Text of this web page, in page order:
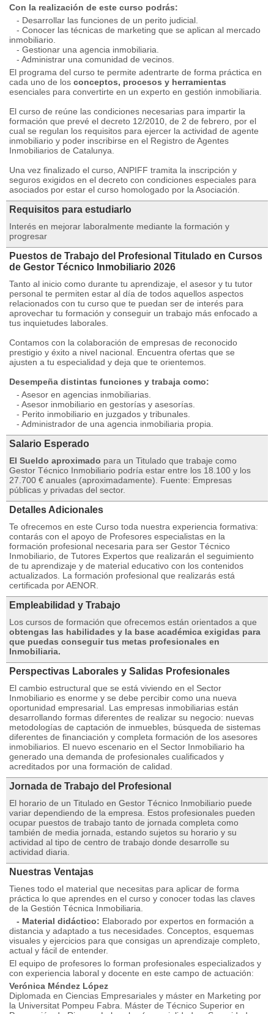
Con la realización de este curso podrás:
- Desarrollar las funciones de un perito judicial.
- Conocer las técnicas de marketing que se aplican al mercado
inmobiliario.
- Gestionar una agencia inmobiliaria.
- Administrar una comunidad de vecinos.
El programa del curso te permite adentrarte de forma práctica en
cada uno de los conceptos, procesos y herramientas
esenciales para convertirte en un experto en gestión inmobiliaria.
El curso de reúne las condiciones necesarias para impartir la
formación que prevé el decreto 12/2010, de 2 de febrero, por el
cual se regulan los requisitos para ejercer la actividad de agente
inmobiliario y poder inscribirse en el Registro de Agentes
Inmobiliarios de Catalunya.
Una vez finalizado el curso, ANPIFF tramita la inscripción y
seguros exigidos en el decreto con condiciones especiales para
asociados por estar el curso homologado por la Asociación.
Requisitos para estudiarlo
Interés en mejorar laboralmente mediante la formación y
progresar
Puestos de Trabajo del Profesional Titulado en Cursos
de Gestor Técnico Inmobiliario 2026
Tanto al inicio como durante tu aprendizaje, el asesor y tu tutor
personal te permiten estar al día de todos aquellos aspectos
relacionados con tu curso que te puedan ser de interés para
aprovechar tu formación y conseguir un trabajo más enfocado a
tus inquietudes laborales.
Contamos con la colaboración de empresas de reconocido
prestigio y éxito a nivel nacional. Encuentra ofertas que se
ajusten a tu especialidad y deja que te orientemos.
Desempeña distintas funciones y trabaja como:
- Asesor en agencias inmobiliarias.
- Asesor inmobiliario en gestorías y asesorías.
- Perito inmobiliario en juzgados y tribunales.
- Administrador de una agencia inmobiliaria propia.
Salario Esperado
El Sueldo aproximado para un Titulado que trabaje como
Gestor Técnico Inmobiliario podría estar entre los 18.100 y los
27.700 € anuales (aproximadamente). Fuente: Empresas
públicas y privadas del sector.
Detalles Adicionales
Te ofrecemos en este Curso toda nuestra experiencia formativa:
contarás con el apoyo de Profesores especialistas en la
formación profesional necesaria para ser Gestor Técnico
Inmobiliario, de Tutores Expertos que realizarán el seguimiento
de tu aprendizaje y de material educativo con los contenidos
actualizados. La formación profesional que realizarás está
certificada por AENOR.
Empleabilidad y Trabajo
Los cursos de formación que ofrecemos están orientados a que
obtengas las habilidades y la base académica exigidas para
que puedas conseguir tus metas profesionales en
Inmobiliaria.
Perspectivas Laborales y Salidas Profesionales
El cambio estructural que se está viviendo en el Sector
Inmobiliario es enorme y se debe percibir como una nueva
oportunidad empresarial. Las empresas inmobiliarias están
desarrollando formas diferentes de realizar su negocio: nuevas
metodologías de captación de inmuebles, búsqueda de sistemas
diferentes de financiación y completa formación de los asesores
inmobiliarios. El nuevo escenario en el Sector Inmobiliario ha
generado una demanda de profesionales cualificados y
acreditados por una formación de calidad.
Jornada de Trabajo del Profesional
El horario de un Titulado en Gestor Técnico Inmobiliario puede
variar dependiendo de la empresa. Estos profesionales pueden
ocupar puestos de trabajo tanto de jornada completa como
también de media jornada, estando sujetos su horario y su
actividad al tipo de centro de trabajo donde desarrolle su
actividad diaria.
Nuestras Ventajas
Tienes todo el material que necesitas para aplicar de forma
práctica lo que aprendes en el curso y conocer todas las claves
de la Gestión Técnica Inmobiliaria.
- Material didáctico: Elaborado por expertos en formación a
distancia y adaptado a tus necesidades. Conceptos, esquemas
visuales y ejercicios para que consigas un aprendizaje completo,
actual y fácil de entender.
El equipo de profesores lo forman profesionales especializados y
con experiencia laboral y docente en este campo de actuación:
Verónica Méndez López
Diplomada en Ciencias Empresariales y máster en Marketing por
la Universitat Pompeu Fabra. Máster de Técnico Superior en